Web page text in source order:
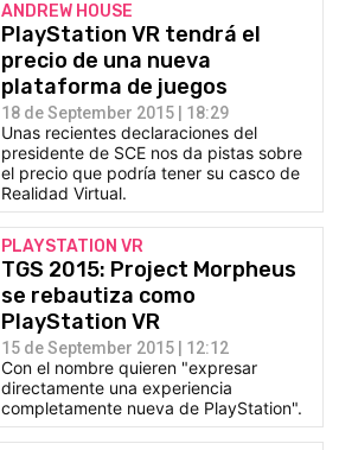
ANDREW HOUSE
PlayStation VR tendrá el
precio de una nueva
plataforma de juegos
18 de September 2015 | 18:29
Unas recientes declaraciones del
presidente de SCE nos da pistas sobre
el precio que podría tener su casco de
Realidad Virtual.
PLAYSTATION VR
TGS 2015: Project Morpheus
se rebautiza como
PlayStation VR
15 de September 2015 | 12:12
Con el nombre quieren "expresar
directamente una experiencia
completamente nueva de PlayStation".